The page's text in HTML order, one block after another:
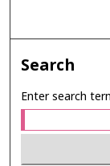
Search
Enter search